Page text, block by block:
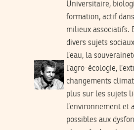
Universitaire,
formation, actif
milieux associatifs.
divers sujets
l’eau, la
l’agro-écologie,
changements
plus sur les sujets
l’environnement et
possibles aux